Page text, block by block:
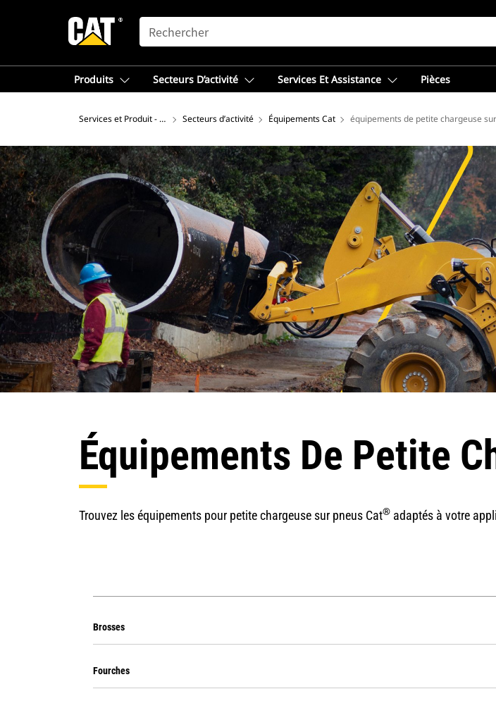
SEARCH
Produits Secteurs D’activité Services Et Assistance Pièces
Services et Produit - Europe de l'Ouest
Secteurs d’activité Équipements Cat équipements de petite chargeuse
Équipements De Petite
Trouvez les équipements pour petite chargeuse sur pneus Cat® adaptés à votre
Brosses
Fourches